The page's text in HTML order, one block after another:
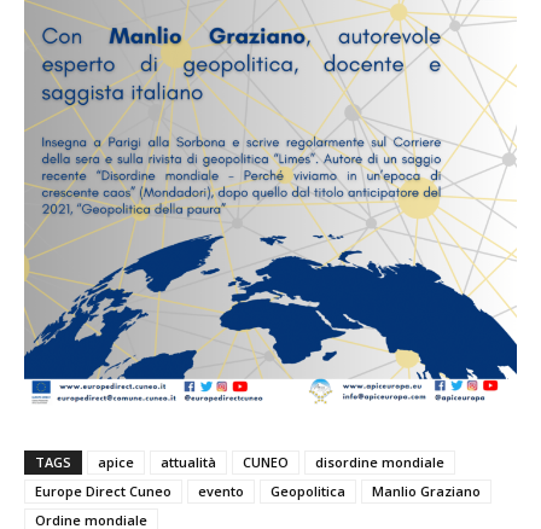
TAGS apice attualità CUNEO
disordine mondiale
Europe Direct Cuneo
evento Geopolitica
Manlio Graziano
Ordine mondiale